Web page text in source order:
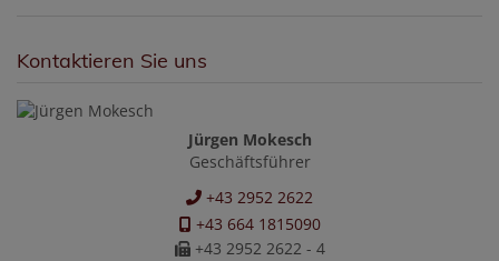
Kontaktieren Sie uns
Jürgen Mokesch
Geschäftsführer
+43 2952 2622
+43 664 1815090
+43 2952 2622 - 4